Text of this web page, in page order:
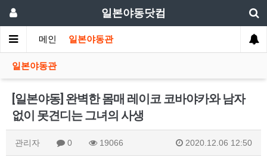
일본야동닷컴
메인 일본야동관
일본야동관
[일본야동] 완벽한 몸매 레이코 코바야카와 남자
없이 못견디는 그녀의 사생
관리자 0 19066 2020.12.06 12:50